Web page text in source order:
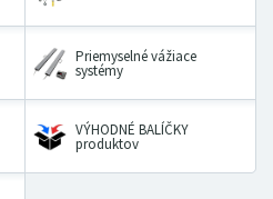
Priemyselné vážiace
systémy
VÝHODNÉ BALÍČKY
produktov